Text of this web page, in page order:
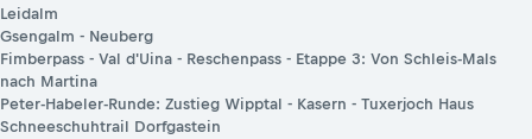
Leidalm
Gsengalm - Neuberg
Fimberpass - Val d'Uina - Reschenpass - Etappe 3: Von Schleis-Mals
nach Martina
Peter-Habeler-Runde: Zustieg Wipptal - Kasern - Tuxerjoch Haus
Schneeschuhtrail Dorfgastein